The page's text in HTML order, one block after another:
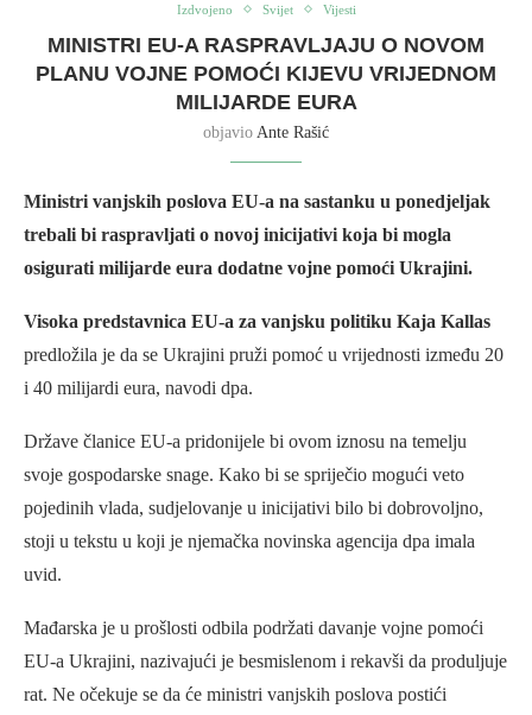
Izdvojeno Svijet Vijesti
MINISTRI EU-A RASPRAVLJAJU O NOVOM
PLANU VOJNE POMOĆI KIJEVU VRIJEDNOM
MILIJARDE EURA
objavio Ante Rašić
Ministri vanjskih poslova EU-a na sastanku u ponedjeljak
trebali bi raspravljati o novoj inicijativi koja bi mogla
osigurati milijarde eura dodatne vojne pomoći Ukrajini.
Visoka predstavnica EU-a za vanjsku politiku Kaja Kallas
predložila je da se Ukrajini pruži pomoć u vrijednosti između 20
i 40 milijardi eura, navodi dpa.
Države članice EU-a pridonijele bi ovom iznosu na temelju
svoje gospodarske snage. Kako bi se spriječio mogući veto
pojedinih vlada, sudjelovanje u inicijativi bilo bi dobrovoljno,
stoji u tekstu u koji je njemačka novinska agencija dpa imala
uvid.
Mađarska je u prošlosti odbila podržati davanje vojne pomoći
EU-a Ukrajini, nazivajući je besmislenom i rekavši da produljuje
rat. Ne očekuje se da će ministri vanjskih poslova postići